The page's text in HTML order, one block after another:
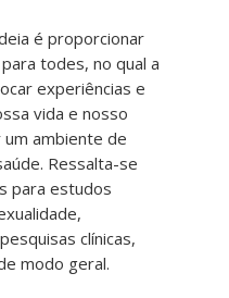
é proporcionar
todes, no qual a
experiências e
vida e nosso
um ambiente de
Ressalta-se
para estudos
clínicas,
modo geral.